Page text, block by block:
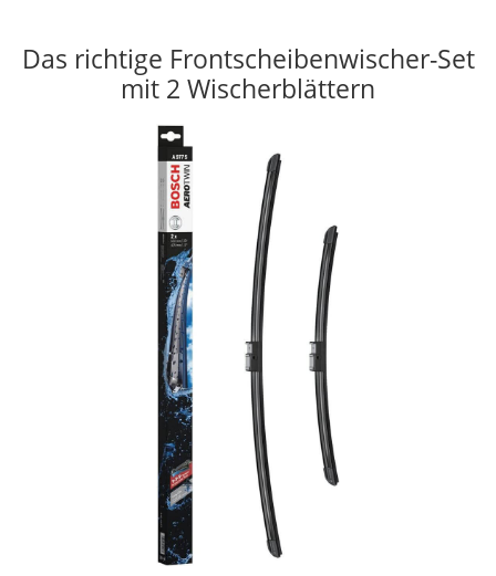
Das richtige Frontscheibenwischer-Set
mit 2 Wischerblättern